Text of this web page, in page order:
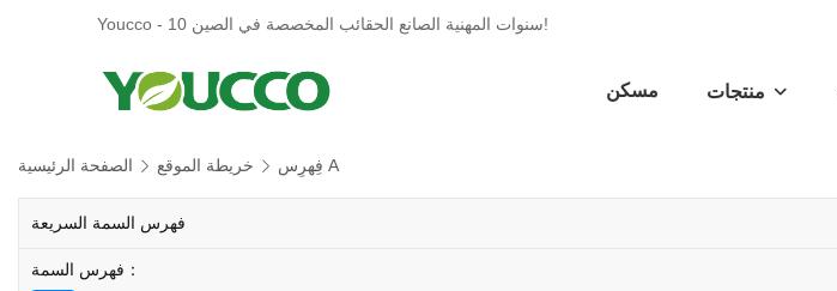
Youcco - 10 سنوات المهنية الصانع الحقائب المخصصة في الصين!
مسكن منتجات
الصفحة الرئيسية خريطة الموقع فِهرِس A
فهرس السمة السريعة
فهرس السمة：